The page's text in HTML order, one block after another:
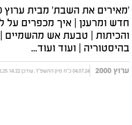
חדש ומרענן | איך מכפרים על
והכיתות | טבעת אש מהשמיים |
בהיסטוריה | ועוד ועוד...
ערוץ 2000 04.07.24 כ"ח סיון התשפ"ד, עודכן 14:22 23.02.25